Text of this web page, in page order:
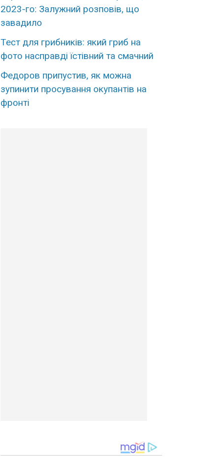
2023-го: Залужний розповів, що
завадило
Тест для грибників: який гриб на
фото насправді їстівний та смачний
Федоров припустив, як можна
зупинити просування окупантів на
фронті